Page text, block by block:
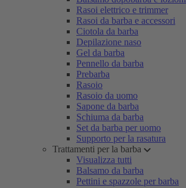
Rasoi elettrico e trimmer
Rasoi da barba e accessori
Ciotola da barba
Depilazione naso
Gel da barba
Pennello da barba
Prebarba
Rasoio
Rasoio da uomo
Sapone da barba
Schiuma da barba
Set da barba per uomo
Supporto per la rasatura
Trattamenti per la barba
Visualizza tutti
Balsamo da barba
Pettini e spazzole per barba